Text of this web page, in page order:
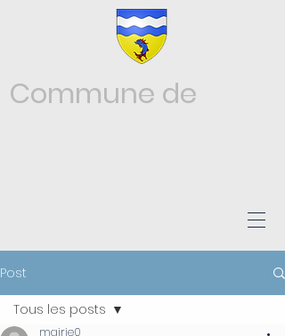
Commune de
Post
Tous les posts
mairie0